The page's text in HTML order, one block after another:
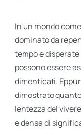
In un mondo
dominato da
tempo e
possono essere
dimenticati.
dimostrato
lentezza del
e densa di